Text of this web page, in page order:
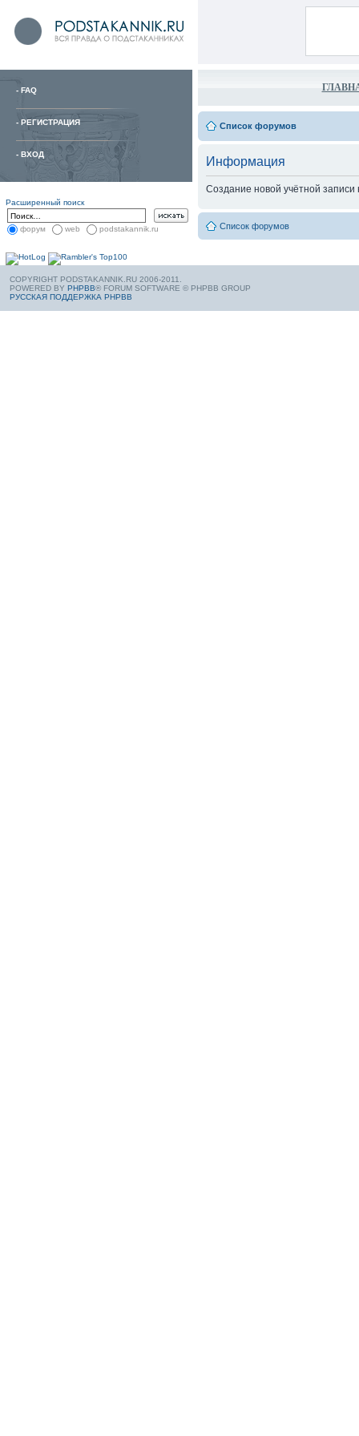
- FAQ
- РЕГИСТРАЦИЯ
- ВХОД
Расширенный поиск
форум web podstakannik.ru
Список форумов
Информация
Создание новой учётной
Список форумов
COPYRIGHT PODSTAKANNIK.RU 2006-2011.
POWERED BY PHPBB® FORUM SOFTWARE © PHPBB GROUP
РУССКАЯ ПОДДЕРЖКА PHPBB